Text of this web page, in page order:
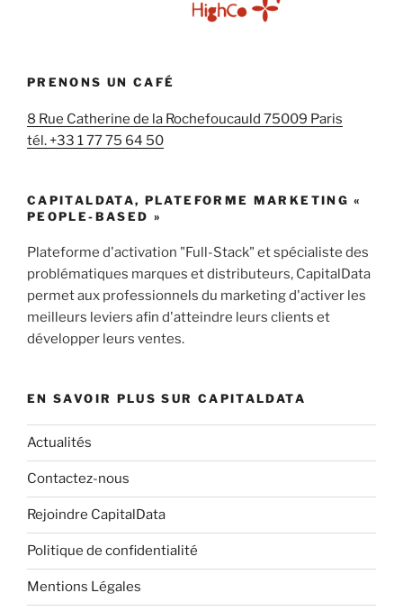
PRENONS UN CAFÉ
8 Rue Catherine de la Rochefoucauld 75009 Paris
tél. +33 1 77 75 64 50
CAPITALDATA, PLATEFORME MARKETING «
PEOPLE-BASED »
Plateforme d'activation "Full-Stack" et spécialiste des
problématiques marques et distributeurs, CapitalData
permet aux professionnels du marketing d'activer les
meilleurs leviers afin d'atteindre leurs clients et
développer leurs ventes.
EN SAVOIR PLUS SUR CAPITALDATA
Actualités
Contactez-nous
Rejoindre CapitalData
Politique de confidentialité
Mentions Légales